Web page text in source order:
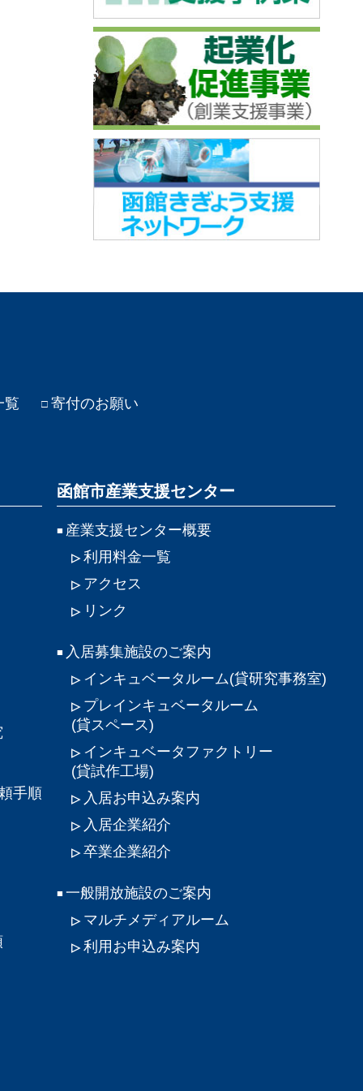
覧 寄付のお願い
手順
函館市産業支援センター
産業支援センター概要
利用料金一覧
アクセス
リンク
入居募集施設のご案内
インキュベータルーム(貸研究事務室)
プレインキュベータルーム
(貸スペース)
インキュベータファクトリー
(貸試作工場)
入居お申込み案内
入居企業紹介
卒業企業紹介
一般開放施設のご案内
マルチメディアルーム
利用お申込み案内